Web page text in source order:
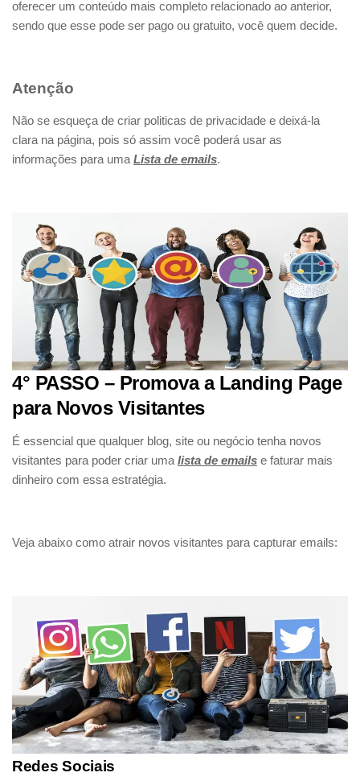
oferecer um conteúdo mais completo relacionado ao anterior,
sendo que esse pode ser pago ou gratuito, você quem decide.
Atenção
Não se esqueça de criar politicas de privacidade e deixá-la
clara na página, pois só assim você poderá usar as
informações para uma Lista de emails.
4° PASSO – Promova a Landing Page
para Novos Visitantes
É essencial que qualquer blog, site ou negócio tenha novos
visitantes para poder criar uma lista de emails e faturar mais
dinheiro com essa estratégia.
Veja abaixo como atrair novos visitantes para capturar emails:
Redes Sociais